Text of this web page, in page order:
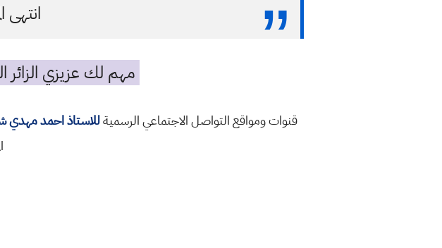
مهم لك عزيزي الزائر
قنوات ومواقع التواصل الاجتماعي الرسميةللاستاذ احمد مهدي